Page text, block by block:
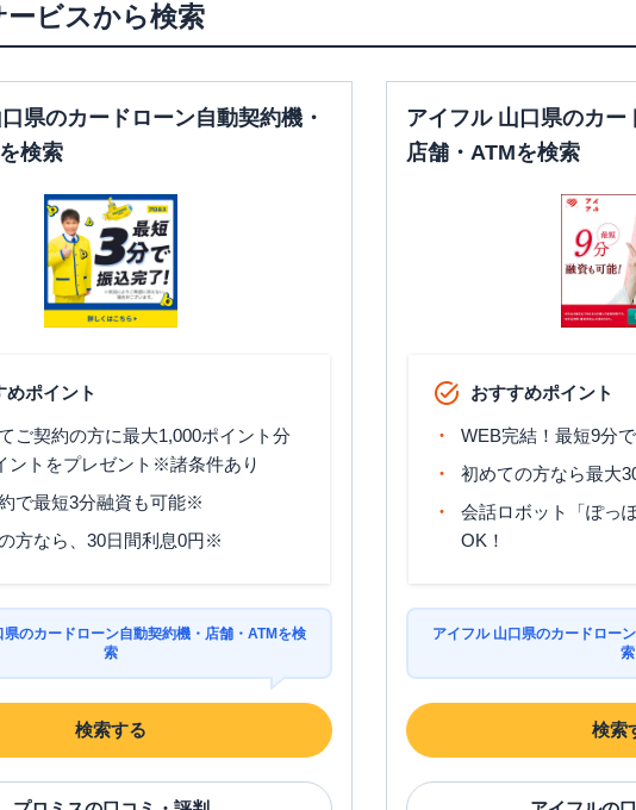
ービスから検索
県のカードローン自動契約機・
検索
めポイント
ご契約の方に最大1,000ポイント分
ントをプレゼント※諸条件あり
で最短3分融資も可能※
方なら、30日間利息0円※
県のカードローン自動契約機・店舗・ATMを検
索
検索する
アイフル 山口県のカー
店舗・ATMを検索
おすすめポイント
WEB完結！最短9分
初めての方なら最大
会話ロボット「ぽっ
OK！
アイフル 山口県のカードロー
索
検索